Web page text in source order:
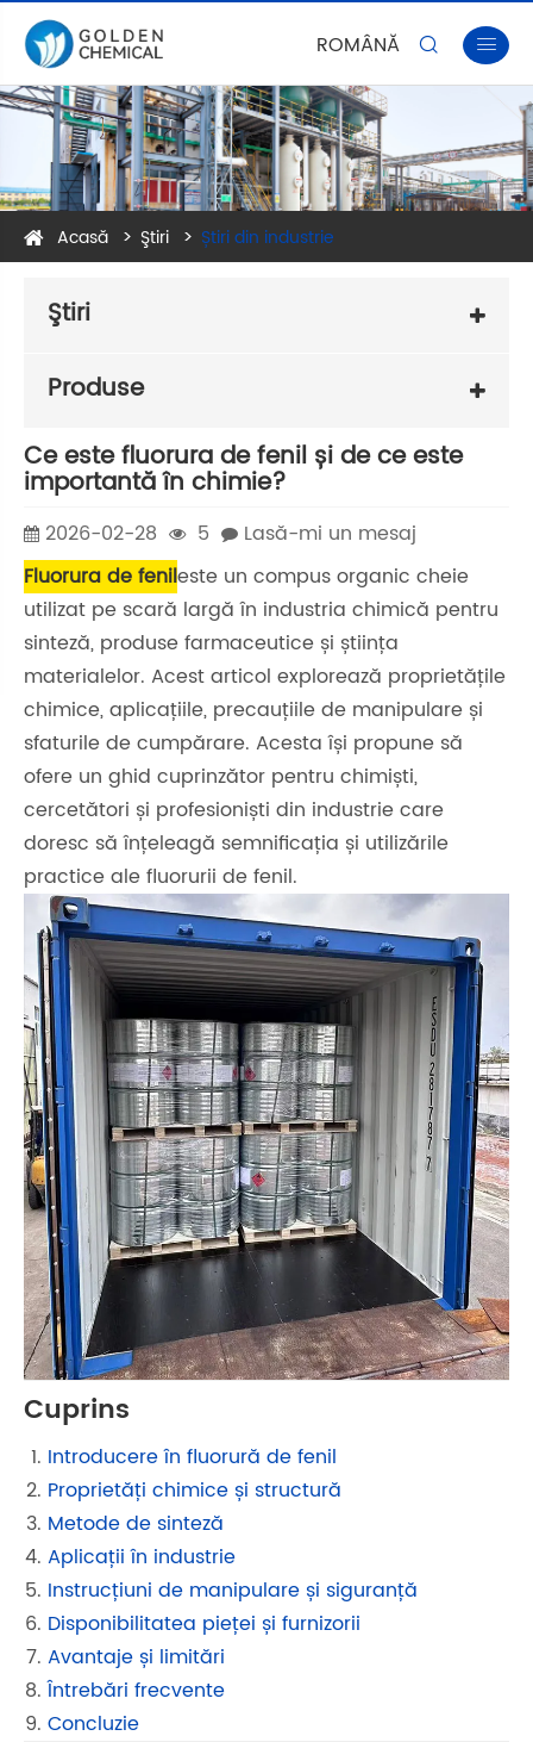
ROMÂNĂ  
Acasă Ştiri Știri din industrie
Ştiri
Produse
Ce este fluorura de fenil și de ce este
importantă în chimie?
2026-02-28 5
Lasă-mi un mesaj
Fluorura de fenileste un compus organic cheie
utilizat pe scară largă în industria chimică pentru
sinteză, produse farmaceutice și știința
materialelor. Acest articol explorează proprietățile
chimice, aplicațiile, precauțiile de manipulare și
sfaturile de cumpărare. Acesta își propune să
ofere un ghid cuprinzător pentru chimiști,
cercetători și profesioniști din industrie care
doresc să înțeleagă semnificația și utilizările
practice ale fluorurii de fenil.
Cuprins
Introducere în fluorură de fenil
Proprietăți chimice și structură
Metode de sinteză
Aplicații în industrie
Instrucțiuni de manipulare și siguranță
Disponibilitatea pieței și furnizorii
Avantaje și limitări
Întrebări frecvente
Concluzie